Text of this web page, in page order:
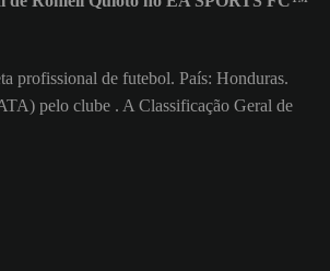
profissional de futebol. País: Honduras.
pelo clube . A Classificação Geral de